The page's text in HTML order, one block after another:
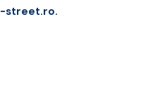
street.ro.